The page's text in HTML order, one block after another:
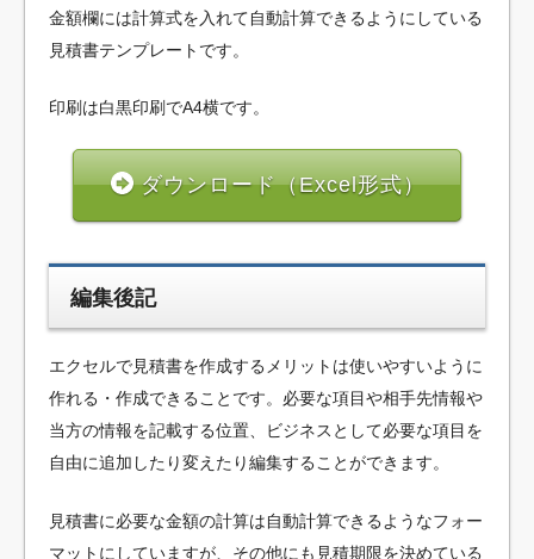
金額欄には計算式を入れて自動計算できるようにしている
見積書テンプレートです。
印刷は白黒印刷でA4横です。
ダウンロード（Excel形式）
編集後記
エクセルで見積書を作成するメリットは使いやすいように
作れる・作成できることです。必要な項目や相手先情報や
当方の情報を記載する位置、ビジネスとして必要な項目を
自由に追加したり変えたり編集することができます。
見積書に必要な金額の計算は自動計算できるようなフォー
マットにしていますが、その他にも見積期限を決めている